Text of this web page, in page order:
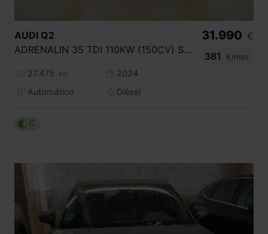
AUDI Q2
ADRENALIN 35 TDI 110KW (150CV) S TRONIC
27.475 km
2024
Automático
Diésel
31.990 €
381
€/mes
C